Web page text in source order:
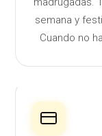
semana y
Cuando no